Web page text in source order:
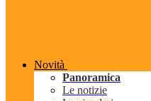
Novità
Panoramica
Le notizie